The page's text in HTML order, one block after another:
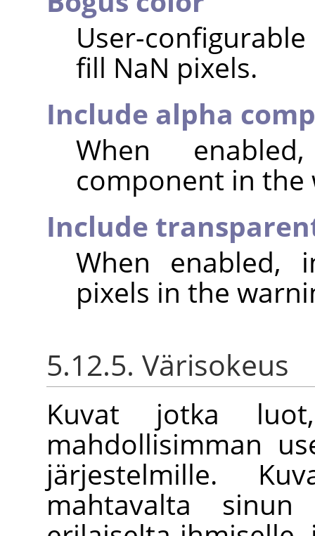
User-
fill NaN pixels.
Include alpha
When
component in the
Include
When enabled,
pixels in the
5.12.5. Värisokeus
Kuvat jotka
mahdollisimman
järjestelmille.
mahtavalta